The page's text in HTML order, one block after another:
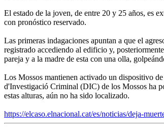
El estado de la joven, de entre 20 y 25 años, es
con pronóstico reservado.
Las primeras indagaciones apuntan a que el
registrado accediendo al edificio y,
pareja y a la madre de esta con una olla,
Los Mossos mantienen activado un dispositivo
d'Investigació Criminal (DIC) de los Mossos ha
estas alturas, aún no ha sido localizado.
https://elcaso.elnacional.cat/es/noticias/deja-